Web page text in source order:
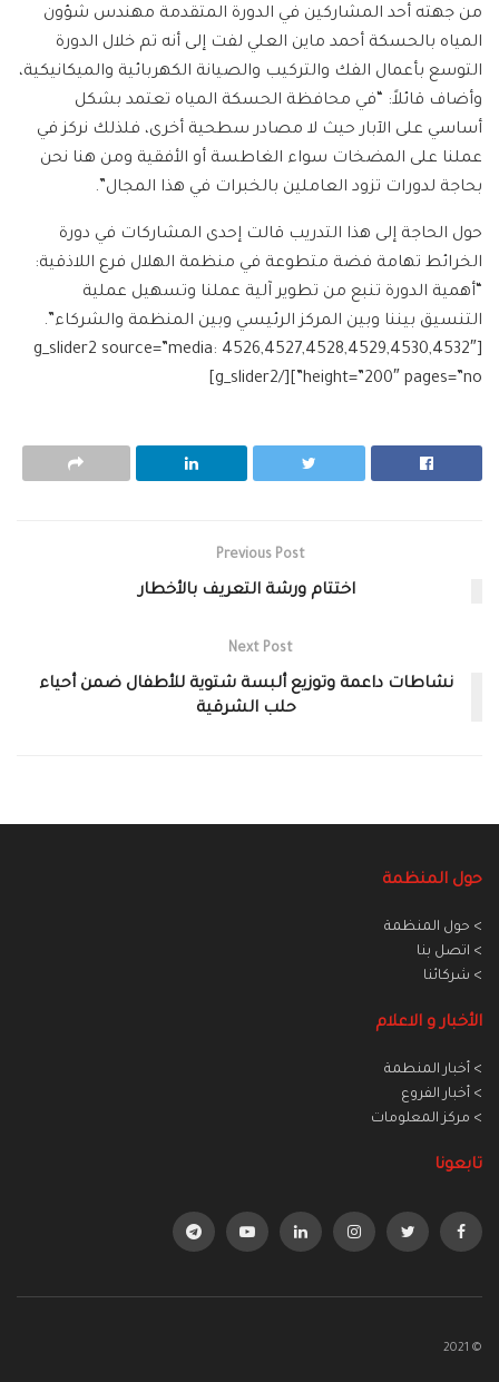
من جهته أحد المشاركين في الدورة المتقدمة مهندس شؤون
المياه بالحسكة أحمد ماين العلي لفت إلى أنه تم خلال الدورة
التوسع بأعمال الفك والتركيب والصيانة الكهربائية والميكانيكية،
وأضاف قائلاً: “في محافظة الحسكة المياه تعتمد بشكل
أساسي على الآبار حيث لا مصادر سطحية أخرى، فلذلك نركز في
عملنا على المضخات سواء الغاطسة أو الأفقية ومن هنا نحن
بحاجة لدورات تزود العاملين بالخبرات في هذا المجال”.
حول الحاجة إلى هذا التدريب قالت إحدى المشاركات في دورة
الخرائط تهامة فضة متطوعة في منظمة الهلال فرع اللاذقية:
“أهمية الدورة تنبع من تطوير آلية عملنا وتسهيل عملية
التنسيق بيننا وبين المركز الرئيسي وبين المنظمة والشركاء”.
[g_slider2 source=”media: 4526,4527,4528,4529,4530,4532″
height=”200″ pages=”no”][/g_slider2]
Previous Post
اختتام ورشة التعريف بالأخطار
Next Post
نشاطات داعمة وتوزيع ألبسة شتوية للأطفال ضمن أحياء
حلب الشرقية
حول المنظمة
> حول المنظمة
> اتصل بنا
> شركائنا
الأخبار و الاعلام
> أخبار المنطمة
> أخبار الفروع
> مركز المعلومات
تابعونا
© 2021